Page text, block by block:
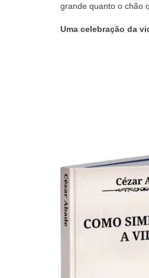
grande quanto o chão
Uma celebração da